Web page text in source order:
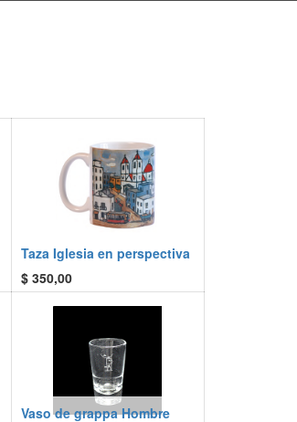
Taza Iglesia en perspectiva
$ 350,00
Vaso de grappa Hombre